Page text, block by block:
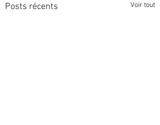
Posts récents Voir tout